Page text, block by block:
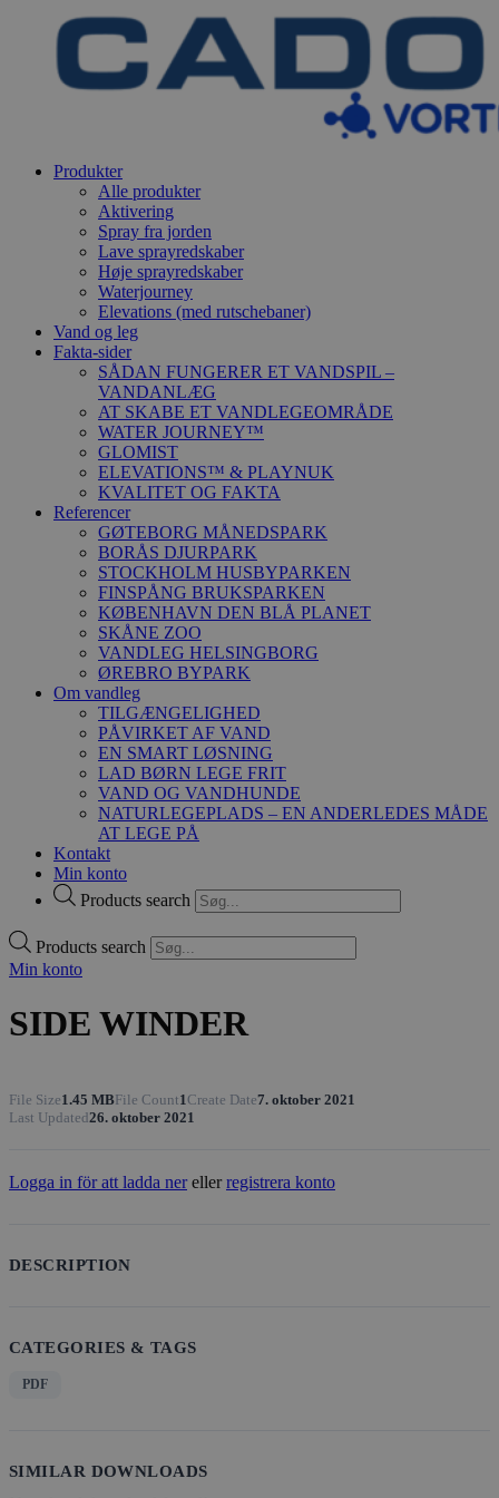
Produkter
Alle produkter
Aktivering
Spray fra jorden
Lave sprayredskaber
Høje sprayredskaber
Waterjourney
Elevations (med rutschebaner)
Vand og leg
Fakta-sider
SÅDAN FUNGERER ET VANDSPIL –
VANDANLÆG
AT SKABE ET VANDLEGEOMRÅDE
WATER JOURNEY™
GLOMIST
ELEVATIONS™ & PLAYNUK
KVALITET OG FAKTA
Referencer
GØTEBORG MÅNEDSPARK
BORÅS DJURPARK
STOCKHOLM HUSBYPARKEN
FINSPÅNG BRUKSPARKEN
KØBENHAVN DEN BLÅ PLANET
SKÅNE ZOO
VANDLEG HELSINGBORG
ØREBRO BYPARK
Om vandleg
TILGÆNGELIGHED
PÅVIRKET AF VAND
EN SMART LØSNING
LAD BØRN LEGE FRIT
VAND OG VANDHUNDE
NATURLEGEPLADS – EN ANDERLEDES MÅDE
AT LEGE PÅ
Kontakt
Min konto
Products search
Products search
Min konto
SIDE WINDER
File Size1.45 MBFile Count1Create Date7. oktober 2021
Last Updated26. oktober 2021
Logga in för att ladda nerellerregistrera konto
DESCRIPTION
CATEGORIES & TAGS
PDF
SIMILAR DOWNLOADS